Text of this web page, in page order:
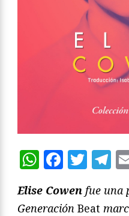
Elise Cowen fue una
Generación Beat